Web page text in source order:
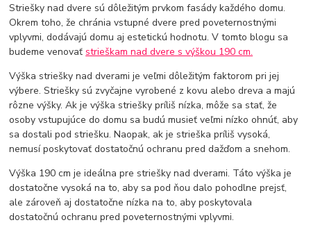
Striešky nad dvere sú dôležitým prvkom fasády každého domu.
Okrem toho, že chránia vstupné dvere pred poveternostnými
vplyvmi, dodávajú domu aj estetickú hodnotu. V tomto blogu sa
budeme venovaťstrieškam nad dvere s výškou 190 cm.
Výška striešky nad dverami je veľmi dôležitým faktorom pri jej
výbere. Striešky sú zvyčajne vyrobené z kovu alebo dreva a majú
rôzne výšky. Ak je výška striešky príliš nízka, môže sa stať, že
osoby vstupujúce do domu sa budú musieť veľmi nízko ohnúť, aby
sa dostali pod striešku. Naopak, ak je strieška príliš vysoká,
nemusí poskytovať dostatočnú ochranu pred dažďom a snehom.
Výška 190 cm je ideálna pre striešky nad dverami. Táto výška je
dostatočne vysoká na to, aby sa pod ňou dalo pohodlne prejsť,
ale zároveň aj dostatočne nízka na to, aby poskytovala
dostatočnú ochranu pred poveternostnými vplyvmi.